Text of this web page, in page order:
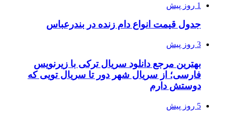
1 روز پیش
جدول قیمت انواع دام زنده در بندرعباس
3 روز پیش
بهترین مرجع دانلود سریال ترکی با زیرنویس
فارسی؛ از سریال شهر دور تا سریال تویی که
دوستش دارم
5 روز پیش